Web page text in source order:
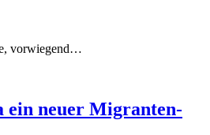
vorwiegend…
ein neuer Migranten-